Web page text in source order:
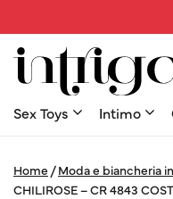
Sex Toys Intimo
Home /Moda e biancheria
CHILIROSE – CR 4843